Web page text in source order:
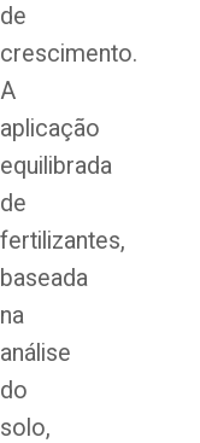
de
crescimento.
A
aplicação
equilibrada
de
fertilizantes,
baseada
na
análise
do
solo,